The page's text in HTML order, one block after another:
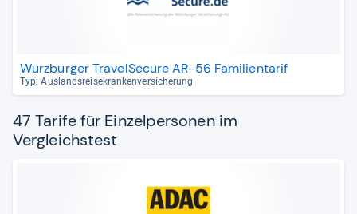
Würzburger TravelSecure AR-56 Familientarif
Typ: Aus­lands­rei­se­kran­ken­ver­si­che­rung
47 Tarife für Einzelpersonen im
Vergleichstest